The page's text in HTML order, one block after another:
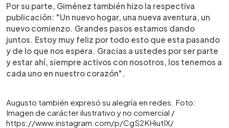
Por su parte, Giménez también hizo la respectiva
publicación: "Un nuevo hogar, una nueva aventura, un
nuevo comienzo. Grandes pasos estamos dando
juntos. Estoy muy feliz por todo esto que esta pasando
y de lo que nos espera. Gracias a ustedes por ser parte
y estar ahí, siempre activos con nosotros, los tenemos a
cada uno en nuestro corazón".
Augusto también expresó su alegría en redes. Foto:
Imagen de carácter ilustrativo y no comercial /
https://www.instagram.com/p/CgS2KHiutIX/